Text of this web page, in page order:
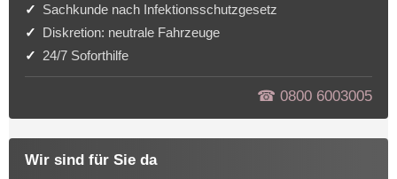
Sachkunde nach Infektionsschutzgesetz
Diskretion: neutrale Fahrzeuge
24/7 Soforthilfe
☎︎ 0800 6003005
Wir sind für Sie da